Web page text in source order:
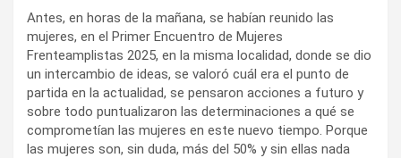
Antes, en horas de la mañana, se habían reunido las
mujeres, en el Primer Encuentro de Mujeres
Frenteamplistas 2025, en la misma localidad, donde se dio
un intercambio de ideas, se valoró cuál era el punto de
partida en la actualidad, se pensaron acciones a futuro y
sobre todo puntualizaron las determinaciones a qué se
comprometían las mujeres en este nuevo tiempo. Porque
las mujeres son, sin duda, más del 50% y sin ellas nada